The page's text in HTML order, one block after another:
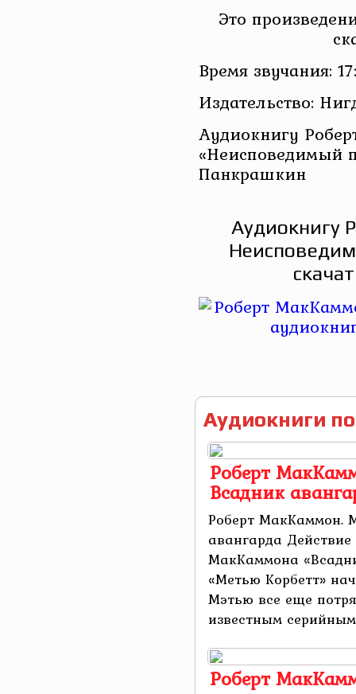
Это
Время звучания:
Издательство:
Аудиокнигу
«Неисповедимый
Панкрашкин
Аудиокнигу
Аудиокниги
Роберт
Всадник
Роберт МакКаммон.
авангарда
МакКаммона
«Метью Корбетт»
Мэтью все еще
известным серийным
Роберт